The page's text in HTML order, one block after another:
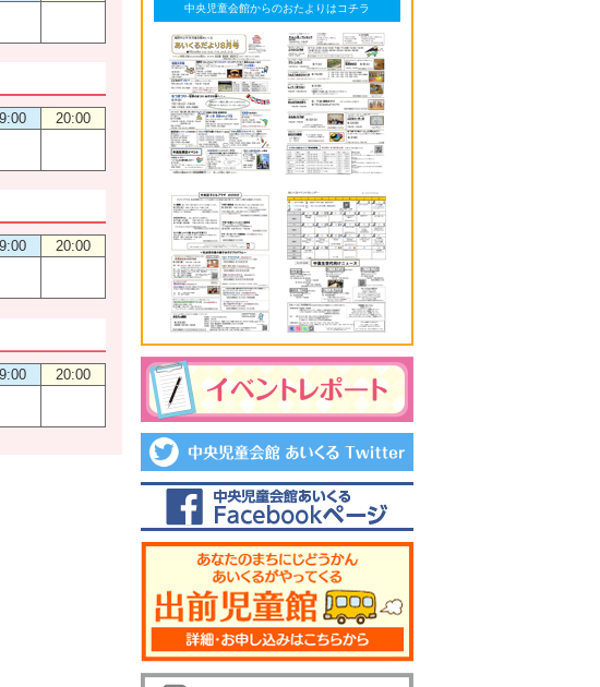
20:00
20:00
20:00
中央児童会館からのおたよりはコチラ